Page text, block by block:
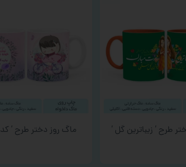
طرح ‘ زیباترین گل ‘ ماگ روز دختر طرح ‘ کد ۰۰۴۰ ‘